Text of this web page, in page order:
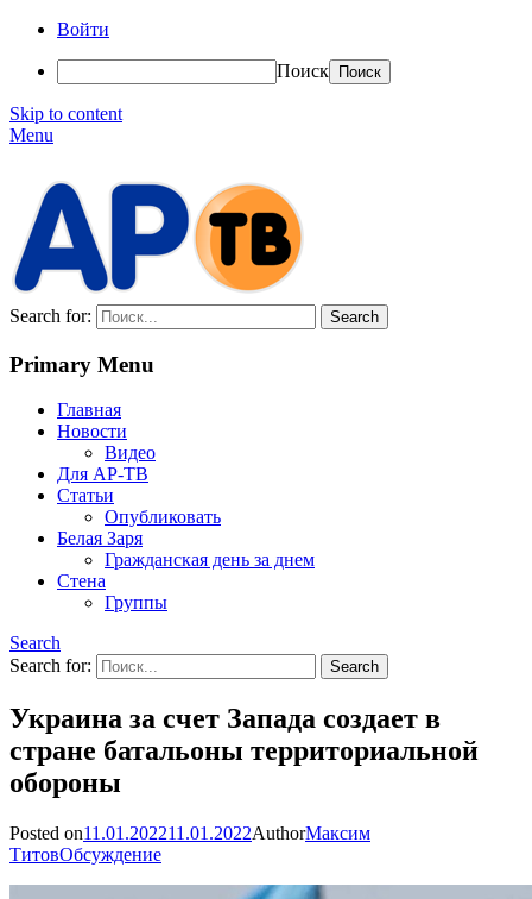
Войти
Поиск
Skip to content
Menu
Search for:
Primary Menu
Главная
Новости
Видео
Для АР-ТВ
Статьи
Опубликовать
Белая Заря
Гражданская день за днем
Стена
Группы
Search
Search for:
Украина за счет Запада создает в
стране батальоны территориальной
обороны
Posted on11.01.202211.01.2022AuthorМаксим
ТитовОбсуждение